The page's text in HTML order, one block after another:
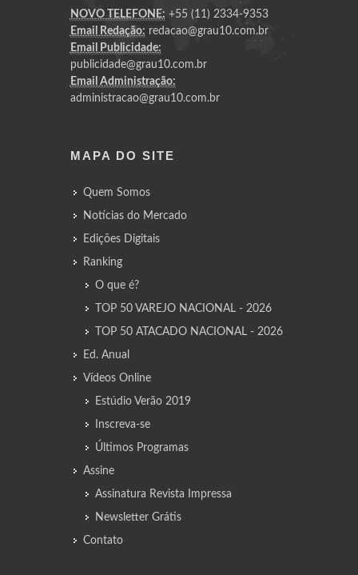
NOVO TELEFONE: +55 (11) 2334-9353
Email Redação: redacao@grau10.com.br
Email Publicidade:
publicidade@grau10.com.br
Email Administração:
administracao@grau10.com.br
MAPA DO SITE
Quem Somos
Notícias do Mercado
Edições Digitais
Ranking
O que é?
TOP 50 VAREJO NACIONAL - 2026
TOP 50 ATACADO NACIONAL - 2026
Ed. Anual
Vídeos Online
Estúdio Verão 2019
Inscreva-se
Últimos Programas
Assine
Assinatura Revista Impressa
Newsletter Grátis
Contato